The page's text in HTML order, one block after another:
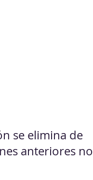
se elimina de
anteriores no